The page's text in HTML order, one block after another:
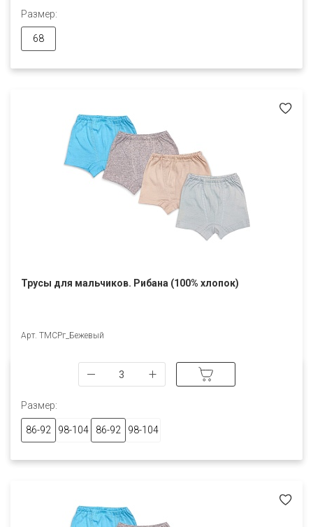
Размер:
68
Трусы для мальчиков. Рибана (100% хлопок)
Арт. ТМСРг_Бежевый
Размер:
86-92 98-104 86-92 98-104